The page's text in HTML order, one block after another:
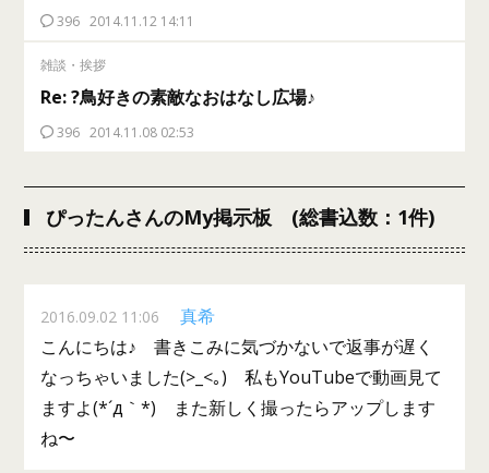
396 2014.11.12 14:11
雑談・挨拶
Re: ?鳥好きの素敵なおはなし広場♪
396 2014.11.08 02:53
ぴったんさんのMy掲示板 (総書込数：1件)
2016.09.02 11:06
真希
こんにちは♪ 書きこみに気づかないで返事が遅く
なっちゃいました(>_<｡) 私もYouTubeで動画見て
ますよ(*´д｀*) また新しく撮ったらアップします
ね〜